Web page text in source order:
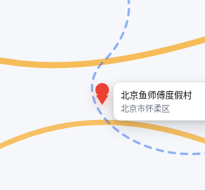
北京鱼师傅度假村
北京市怀柔区